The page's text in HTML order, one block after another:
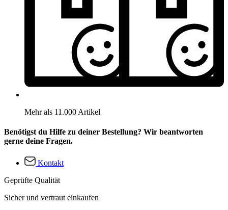
Mehr als 11.000 Artikel
Benötigst du Hilfe zu deiner Bestellung? Wir beantworten
gerne deine Fragen.
Kontakt
Geprüfte Qualität
Sicher und vertraut einkaufen